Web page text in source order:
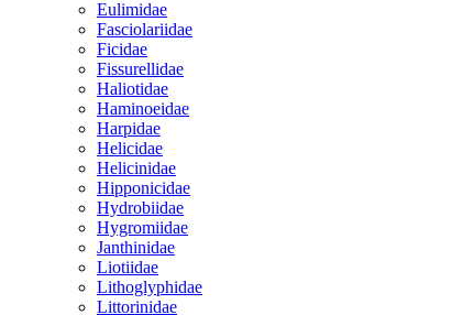
Eulimidae
Fasciolariidae
Ficidae
Fissurellidae
Haliotidae
Haminoeidae
Harpidae
Helicidae
Helicinidae
Hipponicidae
Hydrobiidae
Hygromiidae
Janthinidae
Liotiidae
Lithoglyphidae
Littorinidae